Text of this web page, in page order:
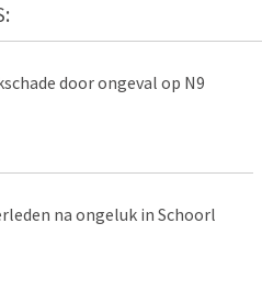
door ongeval op N9
na ongeluk in Schoorl